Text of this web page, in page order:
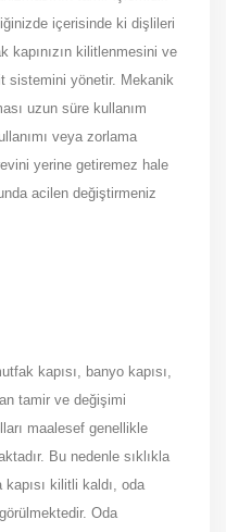
içerisinde ki dişlileri
kapınızın kilitlenmesini ve
sistemini yönetir. Mekanik
uzun süre kullanım
veya zorlama
yerine getiremez hale
acilen değiştirmeniz
kapısı, banyo kapısı,
tamir ve değişimi
maalesef genellikle
Bu nedenle sıklıkla
kapısı kilitli kaldı, oda
Oda